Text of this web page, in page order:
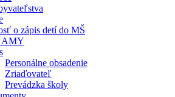
o zápis detí do MŠ
Personálne obsadenie
Zriaďovateľ
Prevádzka školy